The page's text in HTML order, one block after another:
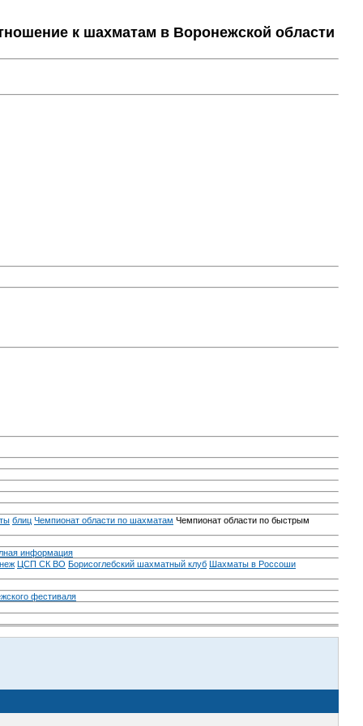
к шахматам в Воронежской области
блиц Чемпионат области по шахматам Чемпионат области по быстрым
информация
ЦСП СК ВО Борисоглебский шахматный клуб Шахматы в Россоши
фестиваля